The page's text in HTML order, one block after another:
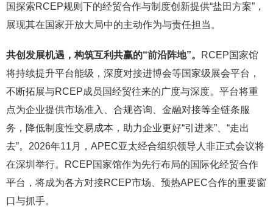
国探索RCEP规则下的经贸合作与制度创新提供“盐田方案”，
展现其在国家开放大局中的主动作为与责任担当。
共创发展机遇，构筑互利共赢的“前沿阵地”。
RCEP国家馆
将持续提升平台能级，深度对接进博会等国家级展会平台，
不断拓展与RCEP成员国经贸往来的广度与深度。平台将重
点为企业提供市场准入、合规咨询、金融对接等全链条服
务，降低制度性交易成本，助力企业更好“引进来”、“走出
去”。2026年11月，APEC亚太经合组织领导人非正式会议将
在深圳举行。RCEP国家馆作为先行布局的国际化经贸合作
平台，将成为各方对接RCEP市场、预热APEC合作的重要窗
口与抓手。